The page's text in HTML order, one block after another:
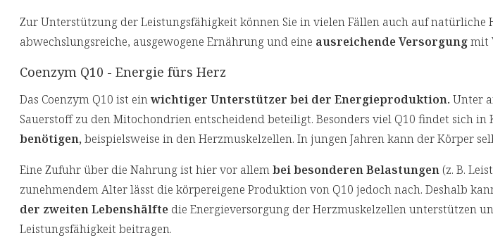
Zur Unterstützung der Leistungsfähigkeit können Sie in vielen Fällen auch auf natürliche
abwechslungsreiche, ausgewogene Ernährung und eine ausreichende Versorgungmit
Coenzym Q10 - Energie fürs Herz
Das Coenzym Q10 ist einwichtiger Unterstützer bei der Energieproduktion. Unter
Sauerstoff zu den Mitochondrien entscheidend beteiligt. Besonders viel Q10 findet sich in
benötigen, beispielsweise in den Herzmuskelzellen. In jungen Jahren kann der Körper
Eine Zufuhr über die Nahrung ist hier vor allembei besonderen Belastungen (z. B.
zunehmendem Alter lässt die körpereigene Produktion von Q10 jedoch nach. Deshalb
der zweiten Lebenshälfte die Energieversorgung der Herzmuskelzellen unterstützen
Leistungsfähigkeit beitragen.